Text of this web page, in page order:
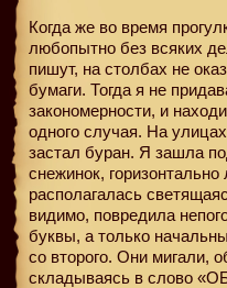
Когда же во время
любопытно без всяких
пишут, на столбах не
бумаги. Тогда я не
закономерности, и
одного случая. На
застал буран. Я зашла
снежинок,
располагалась
видимо, повредила
буквы, а только
со второго. Они мигали,
складываясь в слово